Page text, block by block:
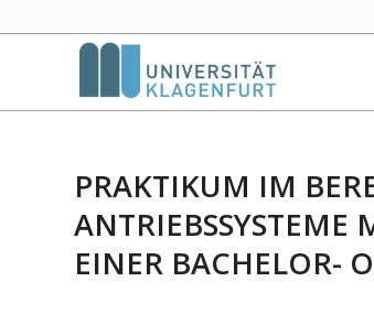
PRAKTIKUM IM
ANTRIEBSSYSTEME
EINER BACHELOR-